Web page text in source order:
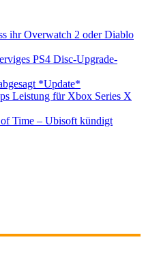
ihr Overwatch 2 oder Diablo
PS4 Disc-Upgrade-
*Update*
Leistung für Xbox Series X
Time – Ubisoft kündigt